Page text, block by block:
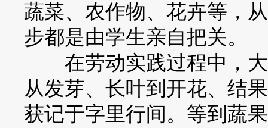
蔬菜、农作物、花卉等，
步都是由学生亲自把关。
在劳动实践过程中，大
从发芽、长叶到开花、结
获记于字里行间。等到蔬